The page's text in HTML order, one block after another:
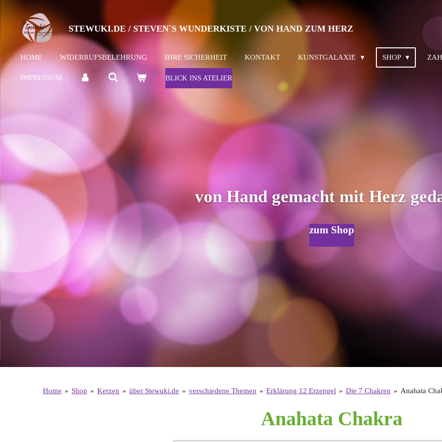
Zum
Hauptinhalt
springen
STEWUKI.DE / STEVEN`S WUNDERKISTE / VON HAND ZUM HERZ
HOME WIDERRUFSBELEHRUNG IHRE SICHERHEIT KONTAKT KUNSTGALAXIE SHOP
IMPRESSUM BLICK INS ATELIER
von Hand gemacht mit Herz
zum Shop
Home » Shop » Kerzen » über Stewuki.de » verschiedene Themen » Erklärung 12 Erzengel » Die 7 Chakren » Anahata
Anahata Chakra